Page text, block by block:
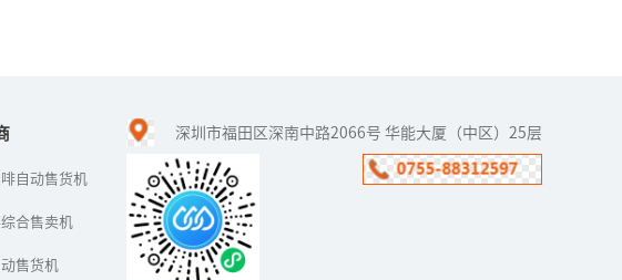
空气造水
科技发展
它是通过
净水器行业从落地到中国
开始，一直以骄人的姿态
前进着，这些年来也取得
了相当大的成绩。但随着
净水器市场的竞争不断激
烈化，生产...
自动售货机
合售卖机
售货机
深圳市福田区深南中路2066号 华能大厦（中区）25层